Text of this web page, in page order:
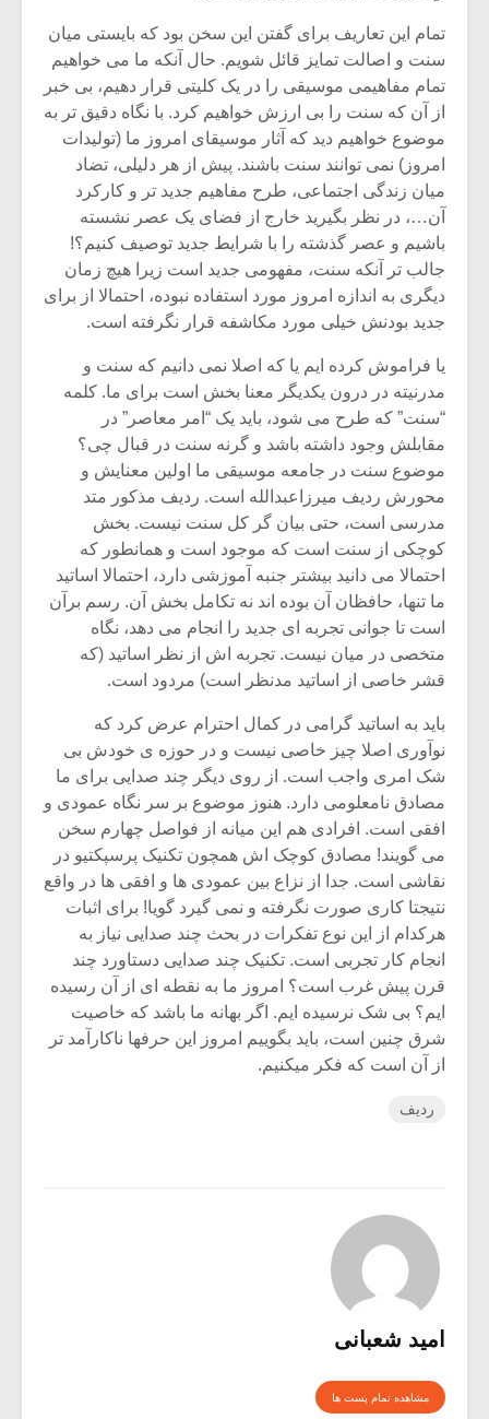
تمام این تعاریف برای گفتن این سخن بود که بایستی میان
سنت و اصالت تمایز قائل شویم. حال آنکه ما می خواهیم
تمام مفاهیمی موسیقی را در یک کلیتی قرار دهیم، بی خبر
از آن که سنت را بی ارزش خواهیم کرد. با نگاه دقیق تر به
موضوع خواهیم دید که آثار موسیقای امروز ما (تولیدات
امروز) نمی توانند سنت باشند. پیش از هر دلیلی، تضاد
میان زندگی اجتماعی، طرح مفاهیم جدید تر و کارکرد
آن…، در نظر بگیرید خارج از فضای یک عصر نشسته
باشیم و عصر گذشته را با شرایط جدید توصیف کنیم؟!
جالب تر آنکه سنت، مفهومی جدید است زیرا هیچ زمان
دیگری به اندازه امروز مورد استفاده نبوده، احتمالا از برای
جدید بودنش خیلی مورد مکاشفه قرار نگرفته است.
یا فراموش کرده ایم یا که اصلا نمی دانیم که سنت و
مدرنیته در درون یکدیگر معنا بخش است برای ما. کلمه
“سنت” که طرح می شود، باید یک “امر معاصر” در
مقابلش وجود داشته باشد و گرنه سنت در قبال چی؟
موضوع سنت در جامعه موسیقی ما اولین معنایش و
محورش ردیف میرزاعبدالله است. ردیف مذکور متد
مدرسی است، حتی بیان گر کل سنت نیست. بخش
کوچکی از سنت است که موجود است و همانطور که
احتمالا می دانید بیشتر جنبه آموزشی دارد، احتمالا اساتید
ما تنها، حافظان آن بوده اند نه تکامل بخش آن. رسم برآن
است تا جوانی تجربه ای جدید را انجام می دهد، نگاه
متخصی در میان نیست. تجربه اش از نظر اساتید (که
قشر خاصی از اساتید مدنظر است) مردود است.
باید به اساتید گرامی در کمال احترام عرض کرد که
نوآوری اصلا چیز خاصی نیست و در حوزه ی خودش بی
شک امری واجب است. از روی دیگر چند صدایی برای ما
مصادق نامعلومی دارد. هنوز موضوع بر سر نگاه عمودی و
افقی است. افرادی هم این میانه از فواصل چهارم سخن
می گویند! مصادق کوچک اش همچون تکنیک پرسپکتیو در
نقاشی است. جدا از نزاع بین عمودی ها و افقی ها در واقع
نتیجتا کاری صورت نگرفته و نمی گیرد گویا! برای اثبات
هرکدام از این نوع تفکرات در بحث چند صدایی نیاز به
انجام کار تجربی است. تکنیک چند صدایی دستاورد چند
قرن پیش غرب است؟ امروز ما به نقطه ای از آن رسیده
ایم؟ بی شک نرسیده ایم. اگر بهانه ما باشد که خاصیت
شرق چنین است، باید بگوییم امروز این حرفها ناکارآمد تر
از آن است که فکر میکنیم.
ردیف
امید شعبانی
مشاهده تمام پست ها
مشهورترین باشی،
بدنام ترین باش
موسیقی